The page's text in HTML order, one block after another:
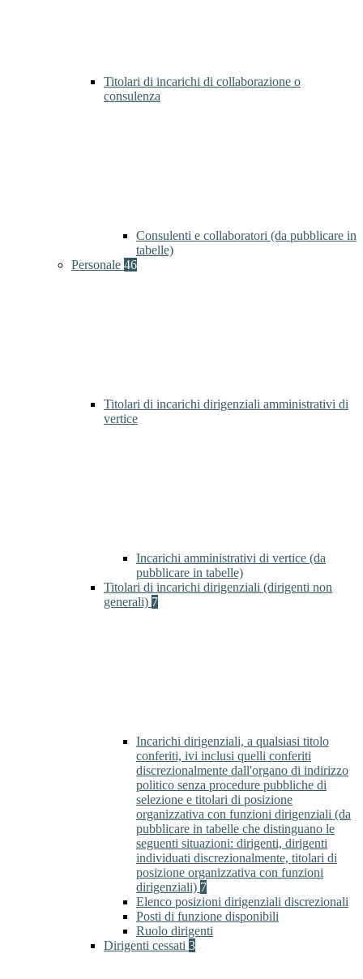
Titolari di incarichi di collaborazione o
consulenza
Consulenti e collaboratori (da pubblicare in
tabelle)
Personale 46
Titolari di incarichi dirigenziali amministrativi di
vertice
Incarichi amministrativi di vertice (da
pubblicare in tabelle)
Titolari di incarichi dirigenziali (dirigenti non
generali) 7
Incarichi dirigenziali, a qualsiasi titolo
conferiti, ivi inclusi quelli conferiti
discrezionalmente dall'organo di indirizzo
politico senza procedure pubbliche di
selezione e titolari di posizione
organizzativa con funzioni dirigenziali (da
pubblicare in tabelle che distinguano le
seguenti situazioni: dirigenti, dirigenti
individuati discrezionalmente, titolari di
posizione organizzativa con funzioni
dirigenziali) 7
Elenco posizioni dirigenziali discrezionali
Posti di funzione disponibili
Ruolo dirigenti
Dirigenti cessati 3